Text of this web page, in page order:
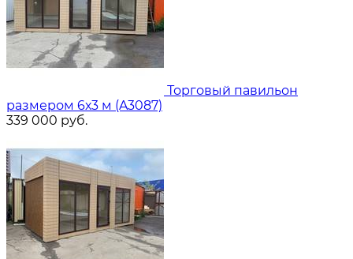
Торговый павильон
размером 6х3 м (A3087)
339 000 руб.